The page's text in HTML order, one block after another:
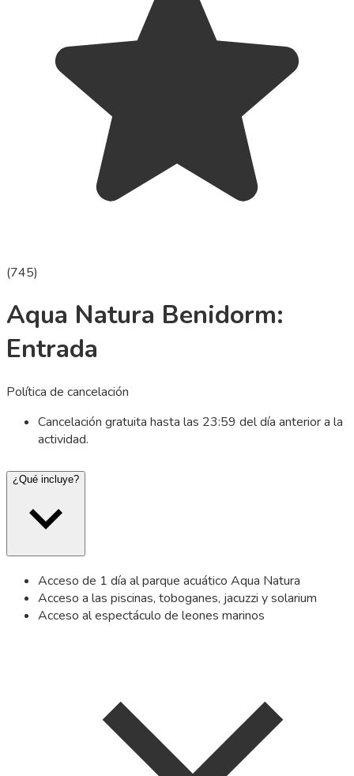
(745)
Aqua Natura Benidorm:
Entrada
Política de cancelación
Cancelación gratuita hasta las 23:59 del día anterior a la
actividad.
¿Qué incluye?
Acceso de 1 día al parque acuático Aqua Natura
Acceso a las piscinas, toboganes, jacuzzi y solarium
Acceso al espectáculo de leones marinos